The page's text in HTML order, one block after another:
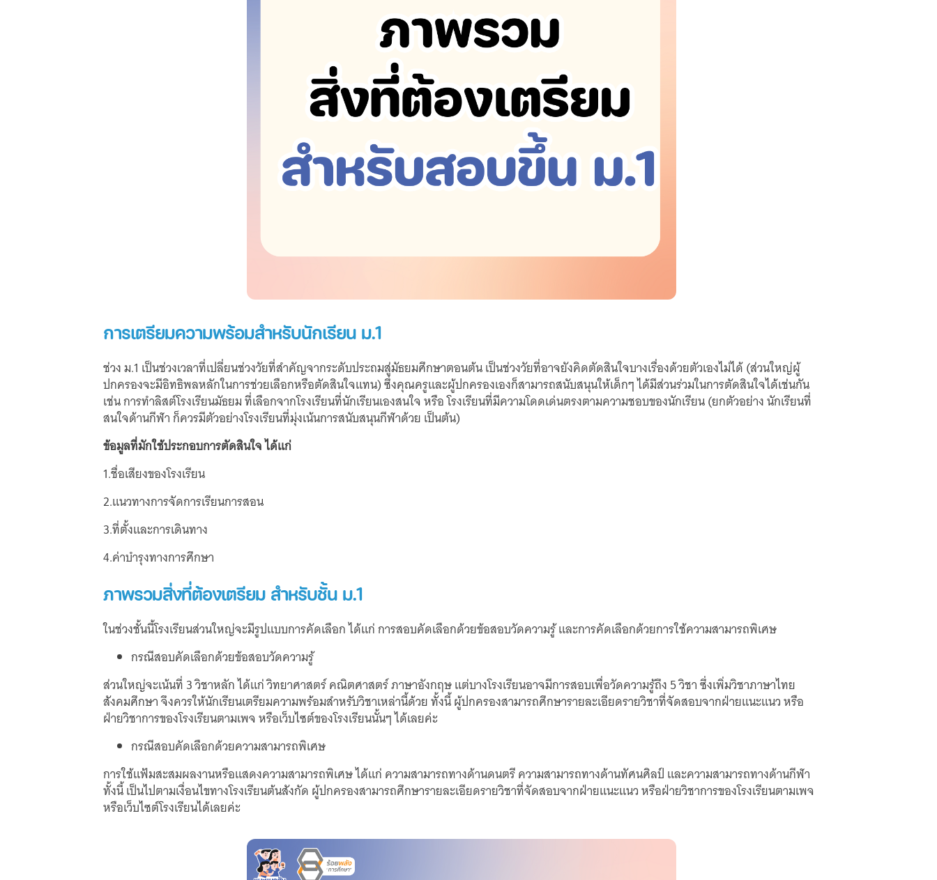
การเตรียมความพร้อมสำหรับนักเรียน ม.1
ช่วง ม.1 เป็นช่วงเวลาที่เปลี่ยนช่วงวัยที่สำคัญจากระดับประถมสู่มัธยมศึกษาตอนต้น เป็นช่วงวัยที่อาจยังคิดตัดสินใจบางเรื่องด้วยตัวเองไม่ได้ (ส่วนใหญ่ผู้
ปกครองจะมีอิทธิพลหลักในการช่วยเลือกหรือตัดสินใจแทน) ซึ่งคุณครูและผู้ปกครองเองก็สามารถสนับสนุนให้เด็กๆ ได้มีส่วนร่วมในการตัดสินใจได้เช่นกัน
เช่น การทำลิสต์โรงเรียนมัธยม ที่เลือกจากโรงเรียนที่นักเรียนเองสนใจ หรือ โรงเรียนที่มีความโดดเด่นตรงตามความชอบของนักเรียน (ยกตัวอย่าง นักเรียนที่
สนใจด้านกีฬา ก็ควรมีตัวอย่างโรงเรียนที่มุ่งเน้นการสนับสนุนกีฬาด้วย เป็นต้น)
ข้อมูลที่มักใช้ประกอบการตัดสินใจ ได้แก่
1.ชื่อเสียงของโรงเรียน
2.แนวทางการจัดการเรียนการสอน
3.ที่ตั้งและการเดินทาง
4.ค่าบำรุงทางการศึกษา
ภาพรวมสิ่งที่ต้องเตรียม สำหรับชั้น ม.1
ในช่วงชั้นนี้โรงเรียนส่วนใหญ่จะมีรูปแบบการคัดเลือก ได้แก่ การสอบคัดเลือกด้วยข้อสอบวัดความรู้ และการคัดเลือกด้วยการใช้ความสามารถพิเศษ
กรณีสอบคัดเลือกด้วยข้อสอบวัดความรู้
ส่วนใหญ่จะเน้นที่ 3 วิชาหลัก ได้แก่ วิทยาศาสตร์ คณิตศาสตร์ ภาษาอังกฤษ แต่บางโรงเรียนอาจมีการสอบเพื่อวัดความรู้ถึง 5 วิชา ซึ่งเพิ่มวิชาภาษาไทย
สังคมศึกษา จึงควรให้นักเรียนเตรียมความพร้อมสำหรับวิชาเหล่านี้ด้วย ทั้งนี้ ผู้ปกครองสามารถศึกษารายละเอียดรายวิชาที่จัดสอบจากฝ่ายแนะแนว หรือ
ฝ่ายวิชาการของโรงเรียนตามเพจ หรือเว็บไซต์ของโรงเรียนนั้นๆ ได้เลยค่ะ
กรณีสอบคัดเลือกด้วยความสามารถพิเศษ
การใช้แฟ้มสะสมผลงานหรือแสดงความสามารถพิเศษ ได้แก่ ความสามารถทางด้านดนตรี ความสามารถทางด้านทัศนศิลป์ และความสามารถทางด้านกีฬา
ทั้งนี้ เป็นไปตามเงื่อนไขทางโรงเรียนต้นสังกัด ผู้ปกครองสามารถศึกษารายละเอียดรายวิชาที่จัดสอบจากฝ่ายแนะแนว หรือฝ่ายวิชาการของโรงเรียนตามเพจ
หรือเว็บไซต์โรงเรียนได้เลยค่ะ